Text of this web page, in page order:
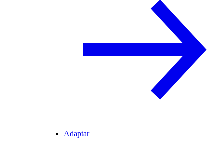
Adaptar